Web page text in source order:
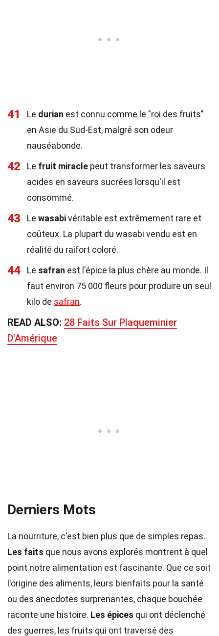
41 Le durian est connu comme le "roi des fruits"
en Asie du Sud-Est, malgré son odeur
nauséabonde.
42 Le fruit miracle peut transformer les saveurs
acides en saveurs sucrées lorsqu'il est
consommé.
43 Le wasabivéritable est extrêmement rare et
coûteux. La plupart du wasabi vendu est en
réalité du raifort coloré.
44 Le safran est l'épice la plus chère au monde. Il
faut environ 75 000 fleurs pour produire un seul
kilo de safran.
READ ALSO: 28 Faits Sur Plaqueminier
D'Amérique
Derniers Mots
La nourriture, c'est bien plus que de simples repas.
Les faits que nous avons explorés montrent à quel
point notre alimentation est fascinante. Que ce soit
l'origine des aliments, leurs bienfaits pour la santé
ou des anecdotes surprenantes, chaque bouchée
raconte une histoire. Les épices qui ont déclenché
des guerres, les fruits qui ont traversé des